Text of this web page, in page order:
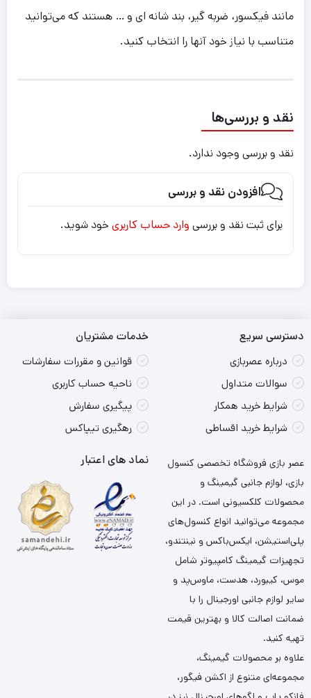
مانند فیکسور، ضربه گیر، بند شانه ای و … هستند که می‌توانید
متناسب با نیاز خود آنها را انتخاب کنید.
نقد و بررسی‌ها
نقد و بررسی وجود ندارد.
افزودن نقد و بررسی
برای ثبت نقد و بررسی وارد حساب کاربری خود شوید.
دسترسی سریع
درباره عصربازی
سوالات متداول
شرایط خرید همکار
شرایط خرید اقساطی
خدمات مشتریان
قوانین و مقررات سفارشات
ناحیه حساب کاربری
پیگیری سفارش
رهگیری تیپاکس
عصر بازی فروشگاه تخصصی کنسول
بازی، لوازم جانبی گیمینگ و
محصولات کلکسیونی است. در این
مجموعه می‌توانید انواع کنسول‌های
پلی‌استیشن، ایکس‌باکس و نینتندو،
تجهیزات گیمینگ کامپیوتر شامل
موس، کیبورد، هدست، ماوس‌پد و
سایر لوازم جانبی اورجینال را با
ضمانت اصالت کالا و بهترین قیمت
تهیه کنید.
علاوه بر محصولات گیمینگ،
مجموعه‌ای متنوع از اکشن فیگور،
نماد های اعتبار